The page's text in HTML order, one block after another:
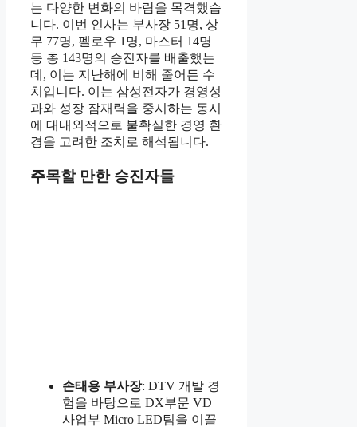
는 다양한 변화의 바람을 목격했습
니다. 이번 인사는 부사장 51명, 상
무 77명, 펠로우 1명, 마스터 14명
등 총 143명의 승진자를 배출했는
데, 이는 지난해에 비해 줄어든 수
치입니다. 이는 삼성전자가 경영성
과와 성장 잠재력을 중시하는 동시
에 대내외적으로 불확실한 경영 환
경을 고려한 조치로 해석됩니다.
주목할 만한 승진자들
손태용 부사장: DTV 개발 경
험을 바탕으로 DX부문 VD
사업부 Micro LED팀을 이끌